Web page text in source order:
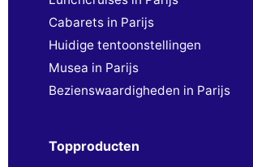
Cabarets in Parijs
Huidige tentoonstellingen
Musea in Parijs
Bezienswaardigheden in Parijs
Topproducten